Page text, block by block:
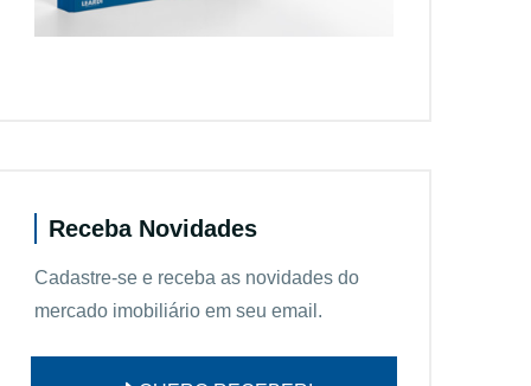
Receba Novidades
Cadastre-se e receba as novidades do
mercado imobiliário em seu email.